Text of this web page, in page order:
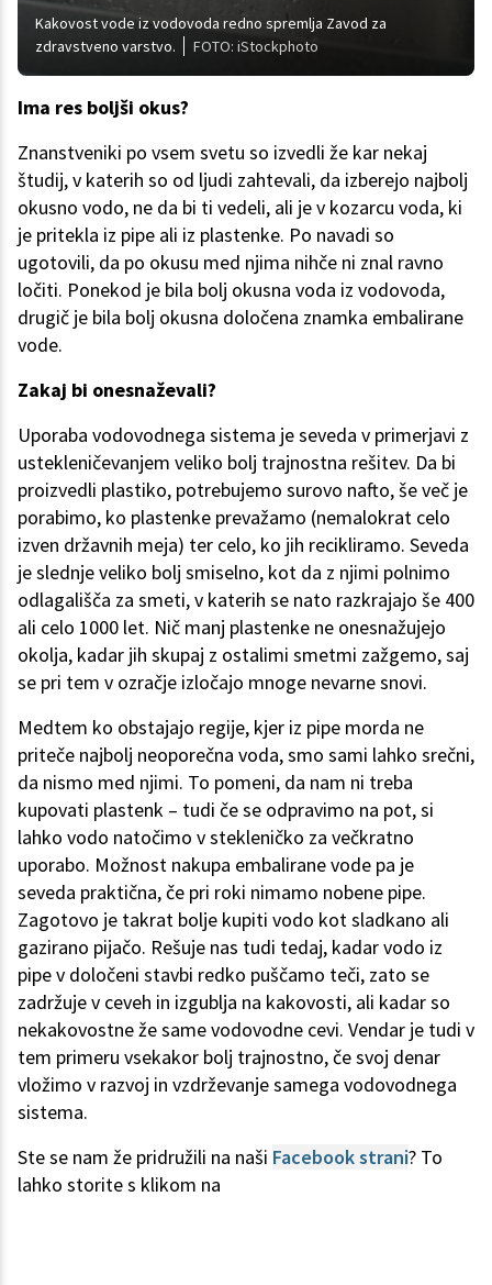
Kakovost vode iz vodovoda redno spremlja Zavod za
zdravstveno varstvo.
FOTO: iStockphoto
Ima res boljši okus?
Znanstveniki po vsem svetu so izvedli že kar nekaj
študij, v katerih so od ljudi zahtevali, da izberejo najbolj
okusno vodo, ne da bi ti vedeli, ali je v kozarcu voda, ki
je pritekla iz pipe ali iz plastenke. Po navadi so
ugotovili, da po okusu med njima nihče ni znal ravno
ločiti. Ponekod je bila bolj okusna voda iz vodovoda,
drugič je bila bolj okusna določena znamka embalirane
vode.
Zakaj bi onesnaževali?
Uporaba vodovodnega sistema je seveda v primerjavi z
ustekleničevanjem veliko bolj trajnostna rešitev. Da bi
proizvedli plastiko, potrebujemo surovo nafto, še več je
porabimo, ko plastenke prevažamo (nemalokrat celo
izven državnih meja) ter celo, ko jih recikliramo. Seveda
je slednje veliko bolj smiselno, kot da z njimi polnimo
odlagališča za smeti, v katerih se nato razkrajajo še 400
ali celo 1000 let. Nič manj plastenke ne onesnažujejo
okolja, kadar jih skupaj z ostalimi smetmi zažgemo, saj
se pri tem v ozračje izločajo mnoge nevarne snovi.
Medtem ko obstajajo regije, kjer iz pipe morda ne
priteče najbolj neoporečna voda, smo sami lahko srečni,
da nismo med njimi. To pomeni, da nam ni treba
kupovati plastenk – tudi če se odpravimo na pot, si
lahko vodo natočimo v stekleničko za večkratno
uporabo. Možnost nakupa embalirane vode pa je
seveda praktična, če pri roki nimamo nobene pipe.
Zagotovo je takrat bolje kupiti vodo kot sladkano ali
gazirano pijačo. Rešuje nas tudi tedaj, kadar vodo iz
pipe v določeni stavbi redko puščamo teči, zato se
zadržuje v ceveh in izgublja na kakovosti, ali kadar so
nekakovostne že same vodovodne cevi. Vendar je tudi v
tem primeru vsekakor bolj trajnostno, če svoj denar
vložimo v razvoj in vzdrževanje samega vodovodnega
sistema.
Ste se nam že pridružili na naši Facebook strani? To
lahko storite s klikom na